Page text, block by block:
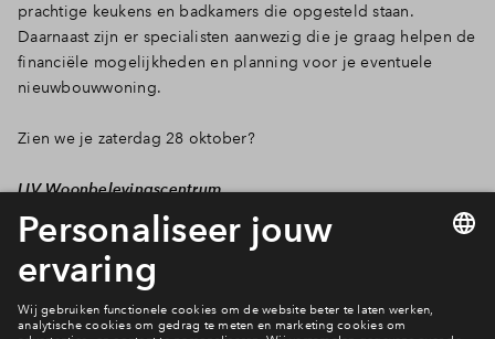
prachtige keukens en badkamers die opgesteld staan.
Daarnaast zijn er specialisten aanwezig die je graag helpen de
financiële mogelijkheden en planning voor je eventuele
nieuwbouwwoning.
Zien we je zaterdag 28 oktober?
LIV Woonbelevingscentrum
Verlengde Energieweg 50
6541 XX Nijmegen